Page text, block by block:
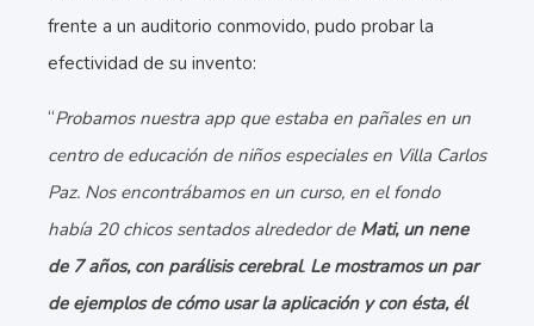
frente a un auditorio conmovido, pudo probar la
efectividad de su invento:
“Probamos nuestra app que estaba en pañales en un
centro de educación de niños especiales en Villa Carlos
Paz. Nos encontrábamos en un curso, en el fondo
había 20 chicos sentados alrededor de Mati, un nene
de 7 años, con parálisis cerebral. Le mostramos un par
de ejemplos de cómo usar la aplicación y con ésta, él